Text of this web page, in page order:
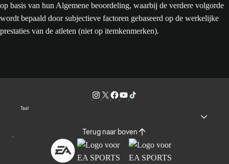
op basis van hun Algemene beoordeling, waarbij de verdere volgorde
wordt bepaald door subjectieve factoren gebaseerd op de werkelijke
prestaties van de atleten (niet op itemkenmerken).
Taal
Terug naar boven